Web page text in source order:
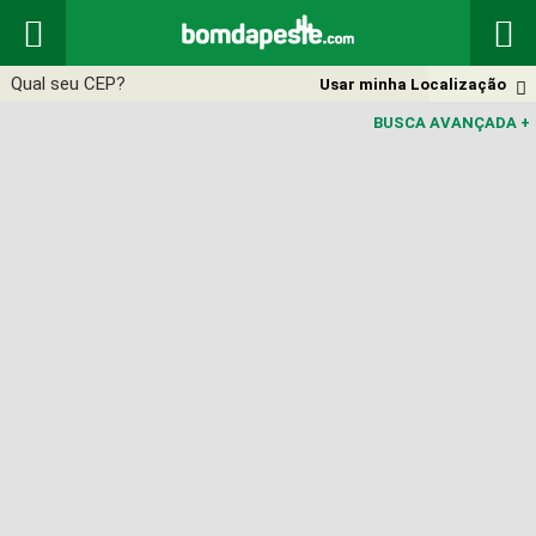
 

Usar minha Localização
BUSCA AVANÇADA +